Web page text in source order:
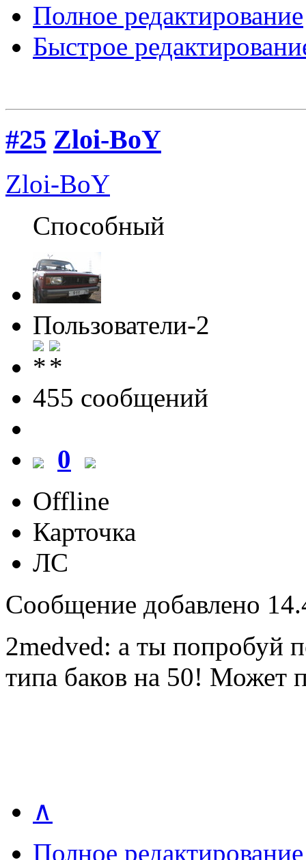
Полное редактирование
Быстрое
#25 Zloi-BoY
Zloi-BoY
Способный
Пользователи-2
455 cообщений
0
Offline
Карточка
ЛС
Сообщение добавлено
2medved: а ты попробуй
типа баков на 50! Может
∧
Полное редактирование